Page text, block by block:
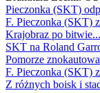
Pieczonka (SKT)
F. Pieczonka (SKT)
Krajobraz po
SKT na Roland
Pomorze
F. Pieczonka (SKT)
Z różnych boisk i